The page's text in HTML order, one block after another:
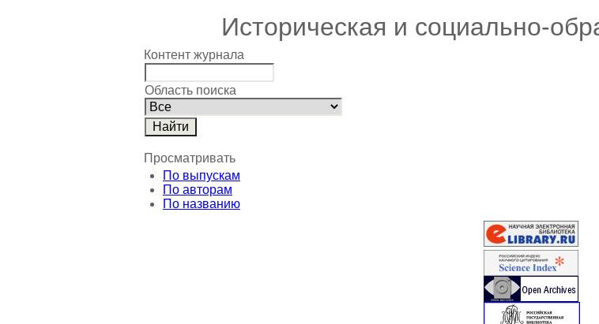
Историческая и социально-
Контент журнала
Область поиска
Просматривать
По выпускам
По авторам
По названию